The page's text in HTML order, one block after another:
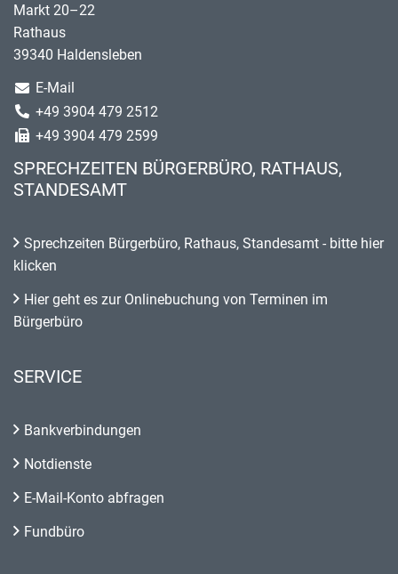
Markt 20–22
Rathaus
39340 Haldensleben
E-Mail
+49 3904 479 2512
+49 3904 479 2599
SPRECHZEITEN BÜRGERBÜRO, RATHAUS,
STANDESAMT
Sprechzeiten Bürgerbüro, Rathaus, Standesamt - bitte hier
klicken
Hier geht es zur Onlinebuchung von Terminen im
Bürgerbüro
SERVICE
Bankverbindungen
Notdienste
E-Mail-Konto abfragen
Fundbüro